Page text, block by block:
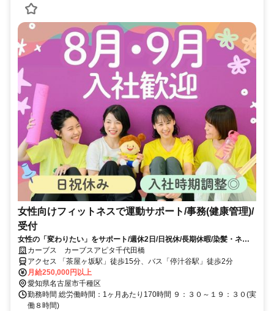
女性向けフィットネスで運動サポート/事務(健康管理)/
受付
女性の「変わりたい」をサポート/週休2日/日祝休/長期休暇/染髪・ネイ
ルOK※規定内
カーブス カーブスアピタ千代田橋
アクセス 「茶屋ヶ坂駅」徒歩15分、バス「停汁谷駅」徒歩2分
月給250,000円以上
愛知県名古屋市千種区
勤務時間 総労働時間：1ヶ月あたり170時間 ９：３０～１９：３０(実
働８時間)